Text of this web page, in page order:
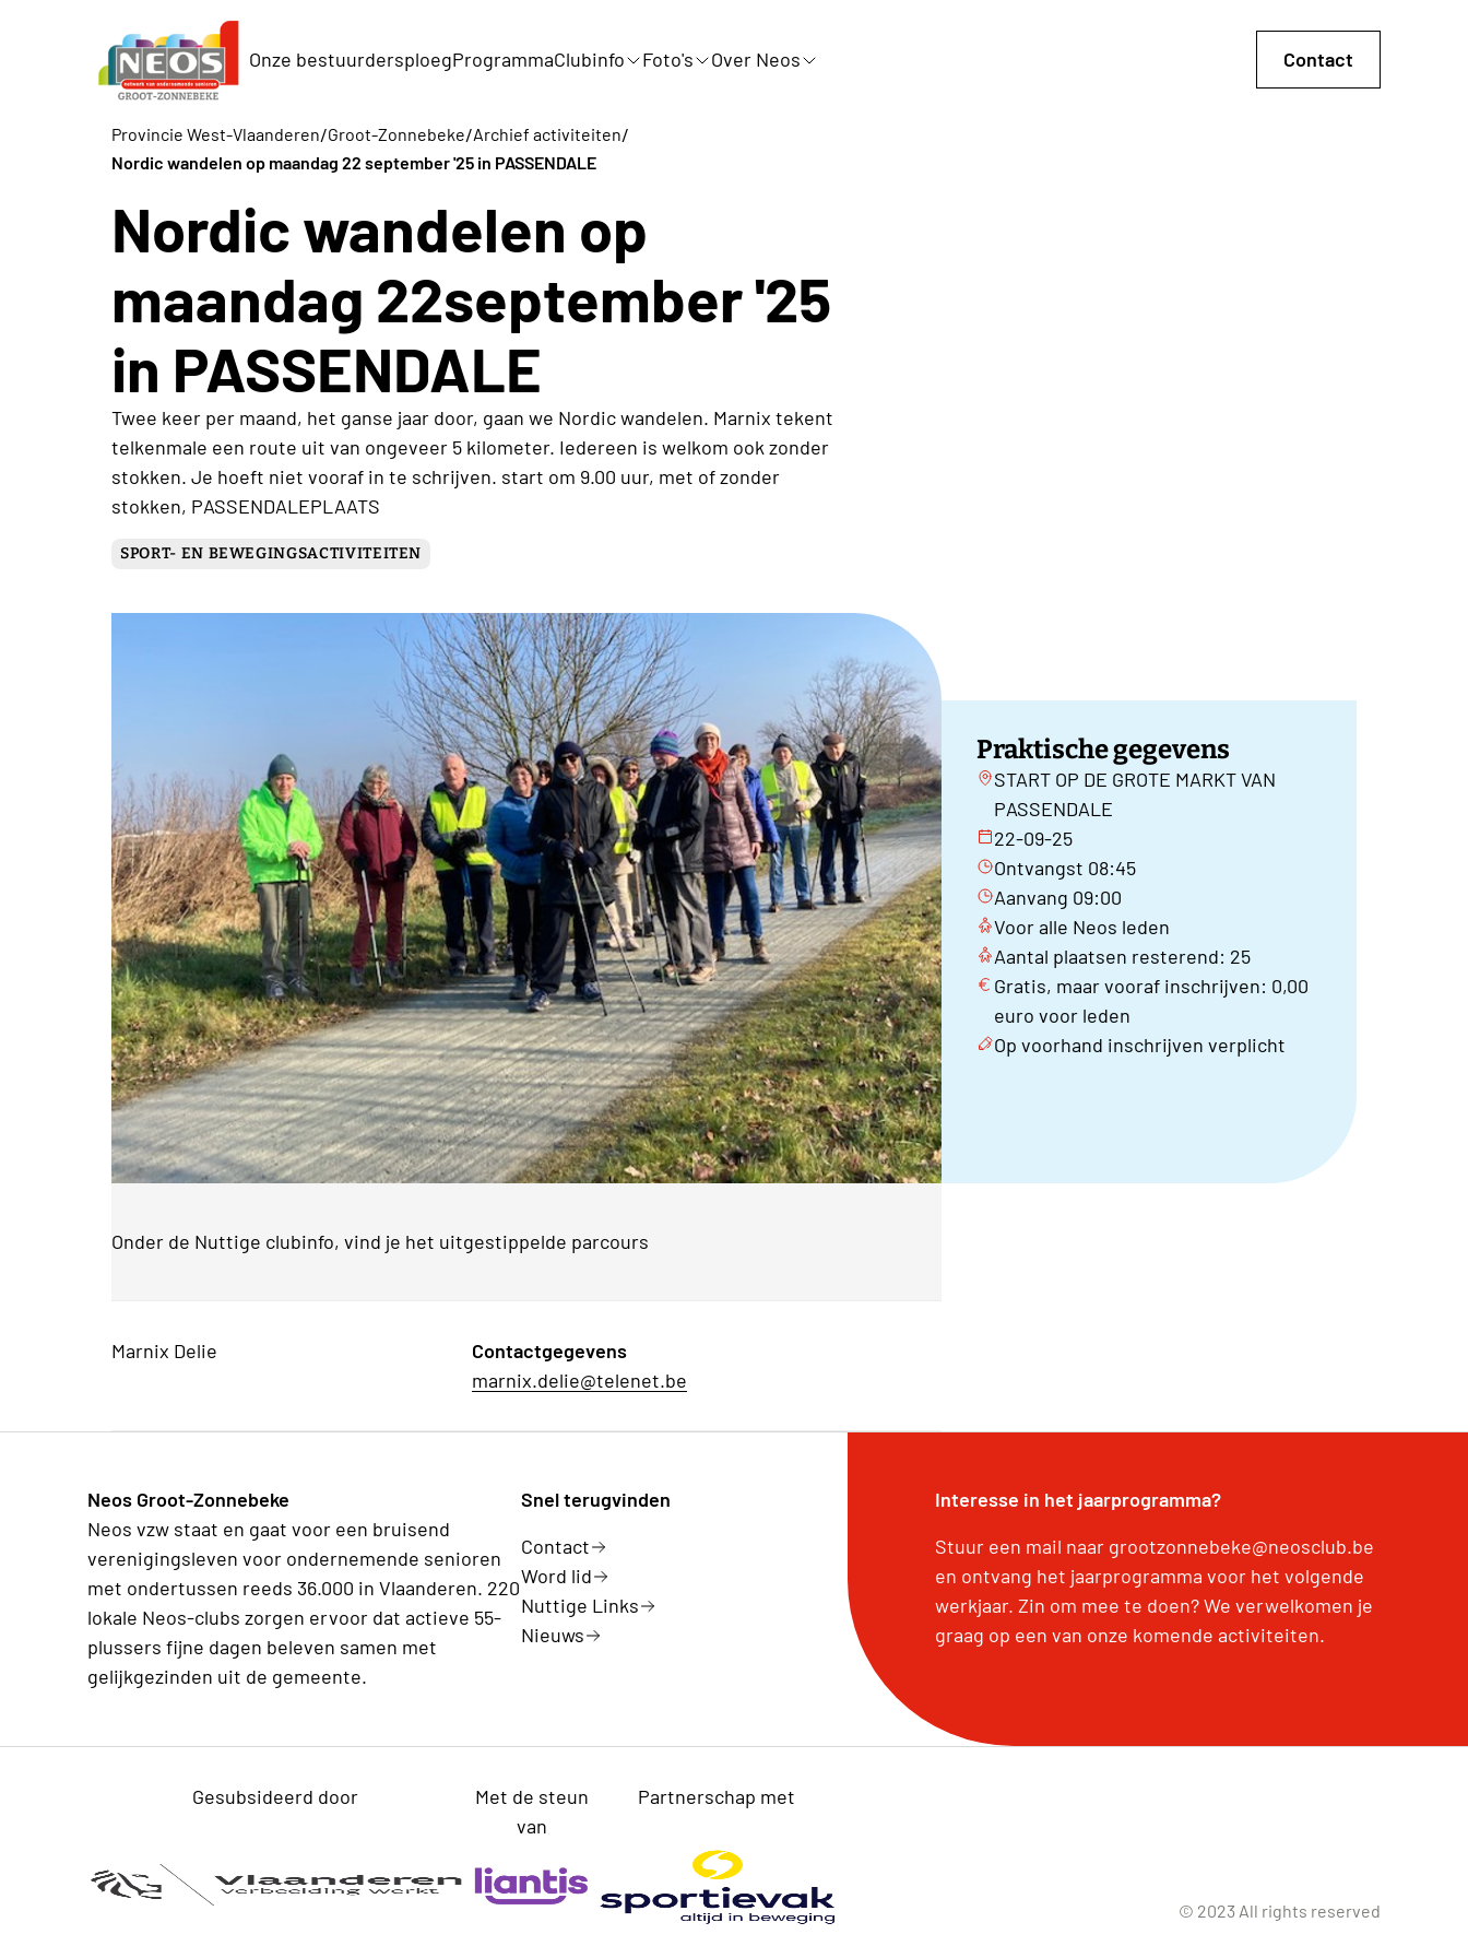
Onze bestuurdersploegProgrammaClubinfo Foto's Over Neos Contact
Provincie West-Vlaanderen/Groot-Zonnebeke/Archief activiteiten/
Nordic wandelen op maandag 22 september '25 in PASSENDALE
Nordic wandelen op
maandag 22september '25
in PASSENDALE
Twee keer per maand, het ganse jaar door, gaan we Nordic wandelen. Marnix tekent
telkenmale een route uit van ongeveer 5 kilometer. Iedereen is welkom ook zonder
stokken. Je hoeft niet vooraf in te schrijven. start om 9.00 uur, met of zonder
stokken, PASSENDALEPLAATS
SPORT- EN BEWEGINGSACTIVITEITEN
Praktische gegevens
START OP DE GROTE MARKT VAN
PASSENDALE
22-09-25
Ontvangst 08:45
Aanvang 09:00
Voor alle Neos leden
Aantal plaatsen resterend: 25
Gratis, maar vooraf inschrijven: 0,00
euro voor leden
Op voorhand inschrijven verplicht
Onder de Nuttige clubinfo, vind je het uitgestippelde parcours
Marnix Delie
Contactgegevens
marnix.delie@telenet.be
Neos Groot-Zonnebeke
Neos vzw staat en gaat voor een bruisend
verenigingsleven voor ondernemende senioren
met ondertussen reeds 36.000 in Vlaanderen. 220
lokale Neos-clubs zorgen ervoor dat actieve 55-
plussers fijne dagen beleven samen met
gelijkgezinden uit de gemeente.
Snel terugvinden
Contact
Word lid
Nuttige Links
Nieuws
Interesse in het jaarprogramma?
Stuur een mail naar grootzonnebeke@neosclub.be
en ontvang het jaarprogramma voor het volgende
werkjaar. Zin om mee te doen? We verwelkomen je
graag op een van onze komende activiteiten.
Gesubsideerd door
Met de steun
van
Partnerschap met
© 2023 All rights reserved